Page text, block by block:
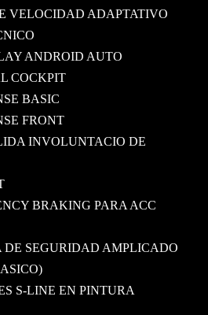
VELOCIDAD ADAPTATIVO
ANDROID AUTO
COCKPIT
BASIC
FRONT
INVOLUNTACIO DE
BRAKING PARA ACC
DE SEGURIDAD AMPLICADO
S-LINE EN PINTURA